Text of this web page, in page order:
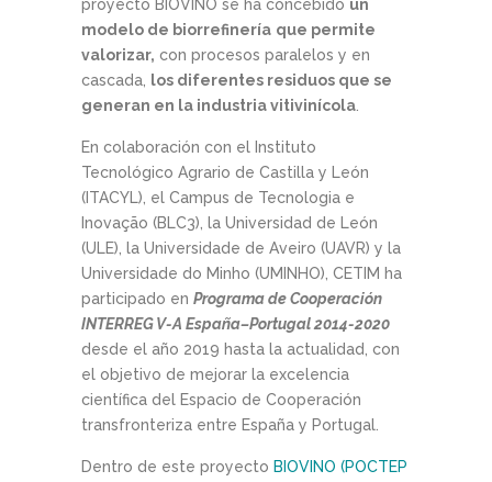
proyecto BIOVINO se ha concebido un
modelo de biorrefinería que permite
valorizar, con procesos paralelos y en
cascada,
los diferentes residuos que se
generan en la industria vitivinícola
En colaboración con el Instituto
Tecnológico Agrario de Castilla y León
(ITACYL), el Campus de Tecnologia e
Inovação (BLC3), la Universidad de León
(ULE), la Universidade de Aveiro (UAVR) y la
Universidade do Minho (UMINHO), CETIM ha
participado en Programa de Cooperación
INTERREG V-A España–Portugal 2014-2020
desde el año 2019 hasta la actualidad, con
el objetivo de mejorar la excelencia
científica del Espacio de Cooperación
transfronteriza entre España y Portugal.
Dentro de este proyecto BIOVINO (POCTEP